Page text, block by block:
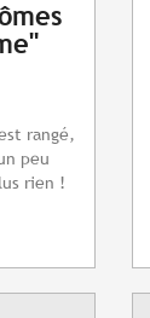
rangé,
peu
rien !